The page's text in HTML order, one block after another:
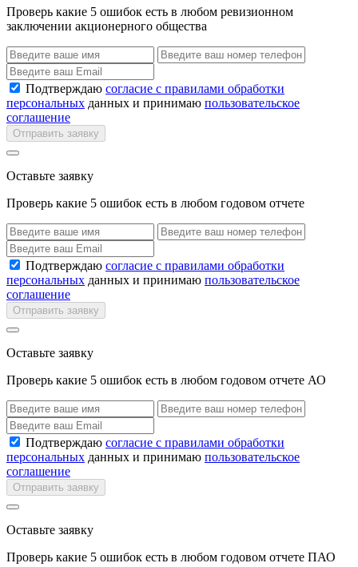
Проверь какие 5 ошибок есть в любом ревизионном
заключении акционерного общества
Подтверждаю согласие с правилами обработки
персональных данных и принимаю пользовательское
соглашение
Отправить заявку
Оставьте заявку
Проверь какие 5 ошибок есть в любом годовом отчете
Подтверждаю согласие с правилами обработки
персональных данных и принимаю пользовательское
соглашение
Отправить заявку
Оставьте заявку
Проверь какие 5 ошибок есть в любом годовом отчете АО
Подтверждаю согласие с правилами обработки
персональных данных и принимаю пользовательское
соглашение
Отправить заявку
Оставьте заявку
Проверь какие 5 ошибок есть в любом годовом отчете ПАО